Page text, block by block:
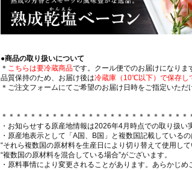
●商品の取り扱いについて
＊ こちらは要冷蔵商品です。クール便でのお届けになりま
品質保持のため、お届け後は冷蔵庫（10℃以下）で保存し
＊ご注文フォームにてご希望のお届け日時をご指定いただ
＊＊＊＊＊＊＊＊＊＊＊＊＊＊＊＊＊＊＊＊＊＊＊＊＊＊
・お知らせする原産地情報は2026年4月時点での取り扱い
・原産地表示として「A国、B国」と複数国記載しているの
“それら複数国の原材料を生産日により切り替えて使用して
“複数国の原材料を混合している場合”がございます。
・原料事情により変更されることがあります。あらかじめ